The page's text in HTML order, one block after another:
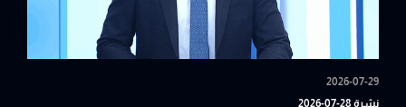
2026-07-29
نشرة 28-07-2026